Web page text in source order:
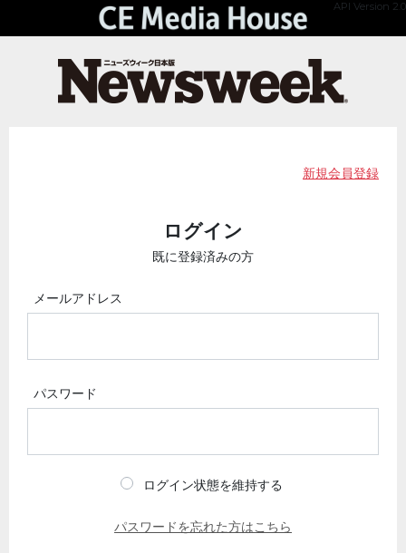
API Version 2.0
新規会員登録
ログイン
既に登録済みの方
メールアドレス
パスワード
ログイン状態を維持する
パスワードを忘れた方はこちら